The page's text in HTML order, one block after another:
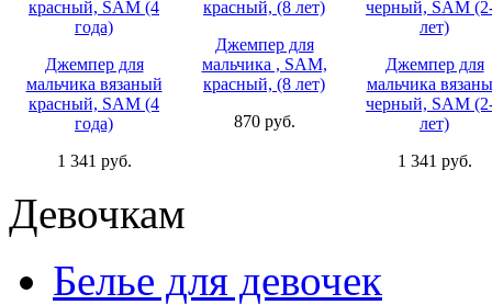
Джемпер для
мальчика вязаный
красный, SAM (4
года)
1 341 руб.
Джемпер для
мальчика , SAM,
красный, (8 лет)
870 руб.
Джемпер для
мальчика
черный, SAM
лет)
1 341 руб.
Девочкам
Белье для девочек